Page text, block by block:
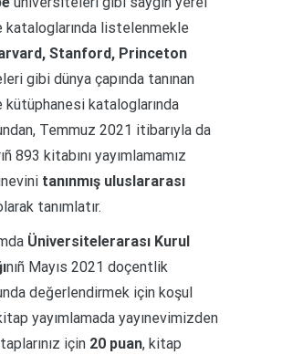
kataloglarında listelenmekle
Stanford, Princeton
gibi dünya çapında tanınan
kataloglarında
Temmuz 2021 itibarıyla da
893 kitabını yayımlamamız
tanınmış uluslararası
tanımlatır.
Üniversitelerarası Kurul
nıñ Mayıs 2021 doçentlik
değerlendirmek için koşul
yayımlamada yayınevimizden
için 20 puan, kitap